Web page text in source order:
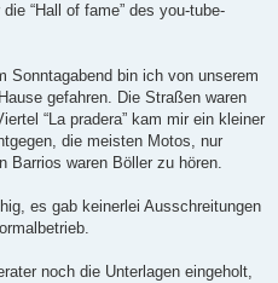
“Hall of fame” des you-tube-
Sonntagabend bin ich von unserem
gefahren. Die Straßen waren
“La pradera” kam mir ein kleiner
die meisten Motos, nur
Barrios waren Böller zu hören.
es gab keinerlei Ausschreitungen
noch die Unterlagen eingeholt,